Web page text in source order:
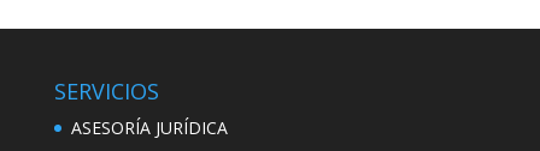
SERVICIOS
ASESORÍA JURÍDICA